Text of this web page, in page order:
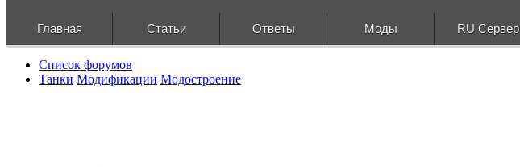
Главная Статьи Ответы Моды RU Сервер
Список форумов
Танки Модификации Модостроение